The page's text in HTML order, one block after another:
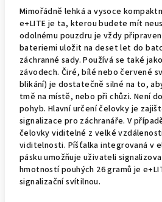
Mimořádně lehká a vysoce
e+LITE je ta, kterou budete mít
odolnému pouzdru je vždy
bateriemi uložit na deset let do
záchranné sady. Používá se také
závodech. Čiré, bílé nebo červené
blikání) je dostatečně silné na to,
tmě na místě, nebo při chůzi. Není
pohyb. Hlavní určení čelovky je
signalizace pro záchranáře. V
čelovky viditelné z velké
viditelnosti. Píšťalka integrovaná v
pásku umožňuje uživateli
hmotností pouhých 26 gramů je
signalizační svítilnou.